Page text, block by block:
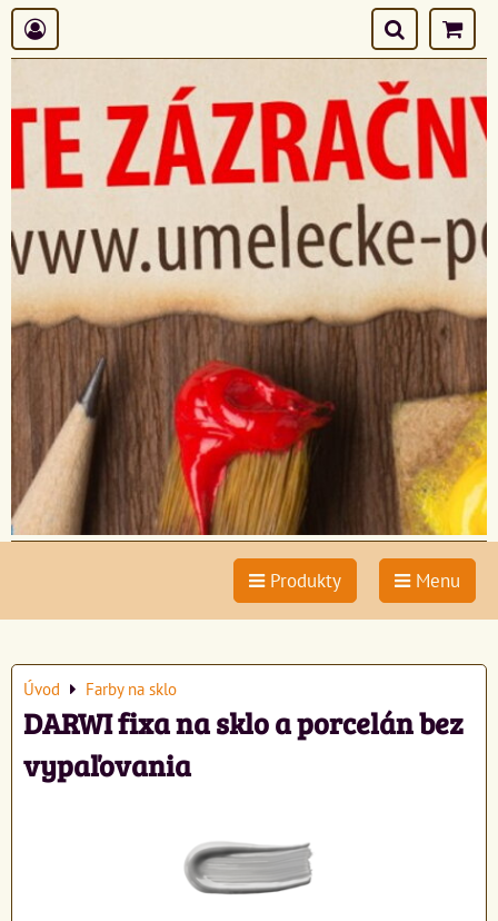
Produkty Menu
Úvod Farby na sklo
DARWI fixa na sklo a porcelán bez
vypaľovania